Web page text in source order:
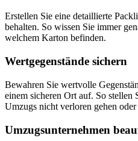
Erstellen Sie eine detaillierte
behalten. So wissen Sie immer
welchem Karton befinden.
Wertgegenstände sichern
Bewahren Sie wertvolle
einem sicheren Ort auf. So stellen
Umzugs nicht verloren gehen
Umzugsunternehmen